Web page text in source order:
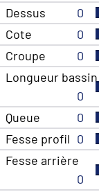
Dessus
0
Cote
0
Croupe
0
Longueur bassin
0
Queue
0
Fesse profil 0
Fesse arrière
0